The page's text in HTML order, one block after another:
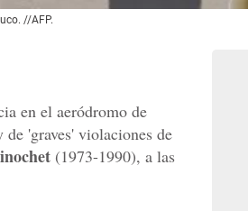
//AFP.
en el aeródromo de
'graves' violaciones de
(1973-1990), a las